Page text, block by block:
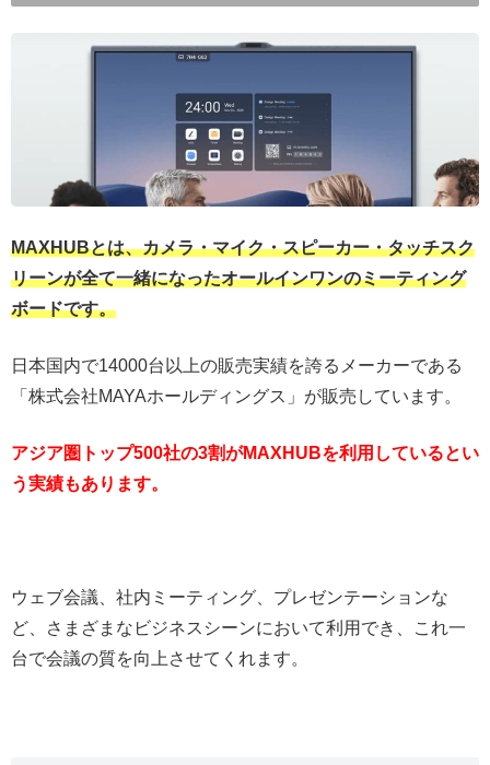
MAXHUBとは、カメラ・マイク・スピーカー・タッチスク
リーンが全て一緒になったオールインワンのミーティング
ボードです。
日本国内で14000台以上の販売実績を誇るメーカーである
「株式会社MAYAホールディングス」が販売しています。
アジア圏トップ500社の3割がMAXHUBを利用しているとい
う実績もあります。
ウェブ会議、社内ミーティング、プレゼンテーションな
ど、さまざまなビジネスシーンにおいて利用でき、これ一
台で会議の質を向上させてくれます。